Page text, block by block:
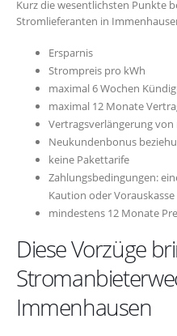
Kurz die wesentlichsten Punkte
Stromlieferanten in
Ersparnis
Strompreis pro kWh
maximal 6 Wochen
maximal 12 Monate
Vertragsverlängerung
Neukundenbonus
keine Pakettarife
Zahlungsbedingungen:
Kaution oder Vorauskasse
mindestens 12 Monate
Diese Vorzüge
Immenhausen